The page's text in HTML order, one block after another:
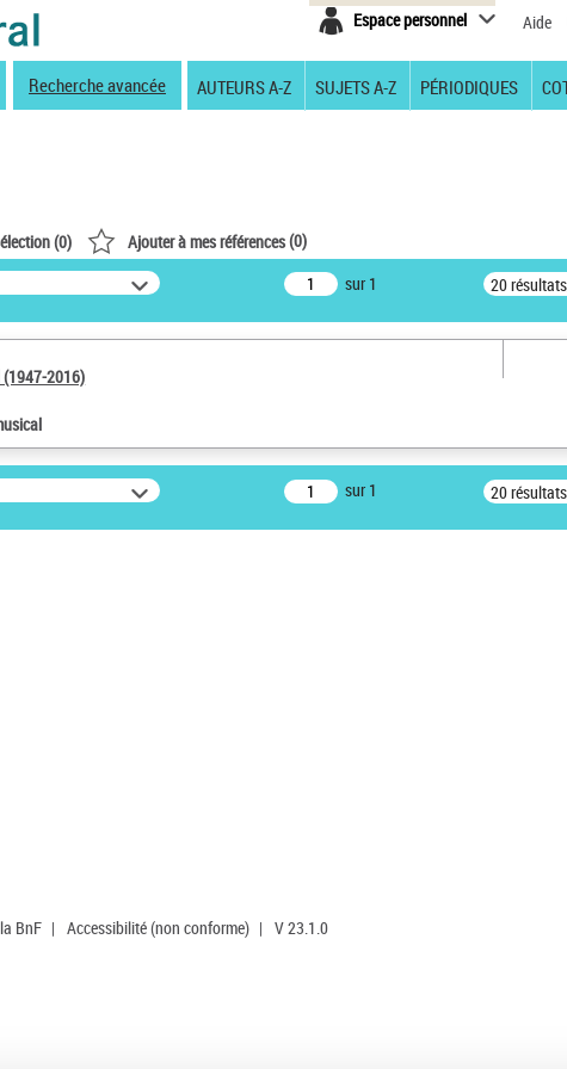
Espace personnel Aide
Recherche avancée AUTEURS A-Z SUJETS A-Z PÉRIODIQUES
(0) Ajouter à mes références(0)
sur 1 20
(1947-2016)
sur 1 20
BnF | Accessibilité (non conforme) | V 23.1.0